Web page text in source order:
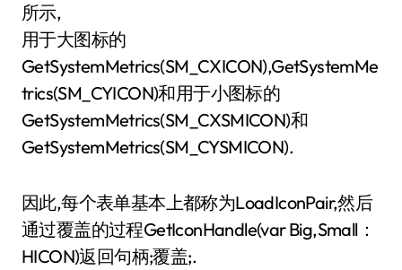
所示,
用于大图标的
GetSystemMetrics(SM_CXICON),GetSystemMe
trics(SM_CYICON)和用于小图标的
GetSystemMetrics(SM_CXSMICON)和
GetSystemMetrics(SM_CYSMICON).
因此,每个表单基本上都称为LoadIconPair,然后
通过覆盖的过程GetIconHandle(var Big,Small：
HICON)返回句柄;覆盖;.